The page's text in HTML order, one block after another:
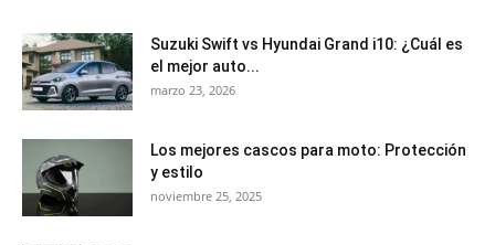
Suzuki Swift vs Hyundai Grand i10: ¿Cuál es
el mejor auto...
marzo 23, 2026
Los mejores cascos para moto: Protección
y estilo
noviembre 25, 2025